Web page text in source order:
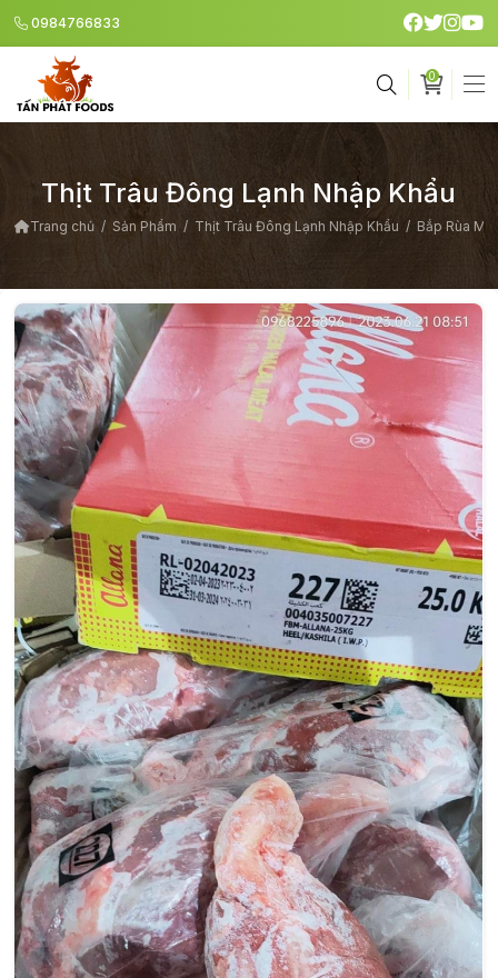
0984766833
0 Giỏ
Thịt Trâu Đông Lạnh Nhập Khẩu
Trang chủ Sản Phẩm Thịt Trâu Đông Lạnh Nhập Khẩu Bắp Rùa